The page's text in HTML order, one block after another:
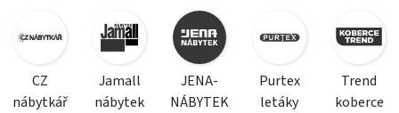
CZ
nábytkář
Jamall
nábytek
JENA-
NÁBYTEK
Purtex
letáky
Trend
koberce